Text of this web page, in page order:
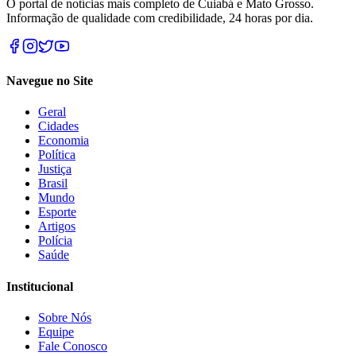
O portal de notícias mais completo de Cuiabá e Mato Grosso.
Informação de qualidade com credibilidade, 24 horas por dia.
Navegue no Site
Geral
Cidades
Economia
Política
Justiça
Brasil
Mundo
Esporte
Artigos
Polícia
Saúde
Institucional
Sobre Nós
Equipe
Fale Conosco